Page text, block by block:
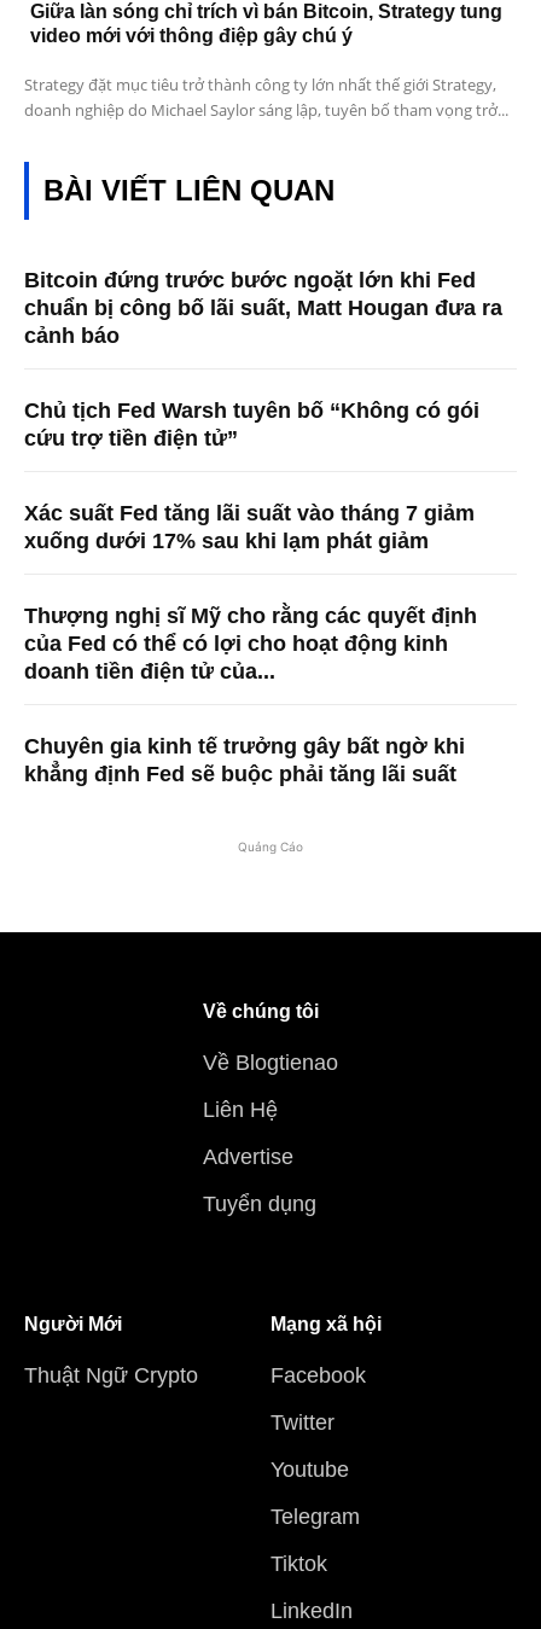
Giữa làn sóng chỉ trích vì bán Bitcoin, Strategy tung
video mới với thông điệp gây chú ý
Strategy đặt mục tiêu trở thành công ty lớn nhất thế giới Strategy,
doanh nghiệp do Michael Saylor sáng lập, tuyên bố tham vọng trở...
BÀI VIẾT LIÊN QUAN
Bitcoin đứng trước bước ngoặt lớn khi Fed
chuẩn bị công bố lãi suất, Matt Hougan đưa ra
cảnh báo
Chủ tịch Fed Warsh tuyên bố “Không có gói
cứu trợ tiền điện tử”
Xác suất Fed tăng lãi suất vào tháng 7 giảm
xuống dưới 17% sau khi lạm phát giảm
Thượng nghị sĩ Mỹ cho rằng các quyết định
của Fed có thể có lợi cho hoạt động kinh
doanh tiền điện tử của...
Chuyên gia kinh tế trưởng gây bất ngờ khi
khẳng định Fed sẽ buộc phải tăng lãi suất
Quảng Cáo
Về chúng tôi
Về Blogtienao
Liên Hệ
Advertise
Tuyển dụng
Người Mới
Thuật Ngữ Crypto
Mạng xã hội
Facebook
Twitter
Youtube
Telegram
Tiktok
LinkedIn